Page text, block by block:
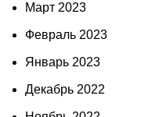
Март 2023
Февраль 2023
Январь 2023
Декабрь 2022